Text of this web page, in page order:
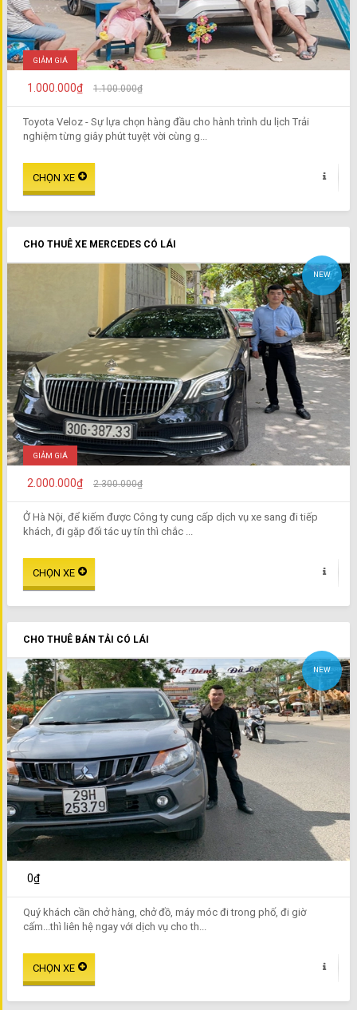
GIẢM GIÁ
1.000.000₫ 1.100.000₫
Toyota Veloz - Sự lựa chọn hàng đầu cho hành trình du lịch Trải
nghiệm từng giây phút tuyệt vời cùng g...
CHO THUÊ XE MERCEDES CÓ LÁI
NEW
GIẢM GIÁ
2.000.000₫ 2.300.000₫
Ở Hà Nội, để kiếm được Công ty cung cấp dịch vụ xe sang đi tiếp
khách, đi gặp đối tác uy tín thì chắc ...
CHO THUÊ BÁN TẢI CÓ LÁI
NEW
0₫
Quý khách cần chở hàng, chở đồ, máy móc đi trong phố, đi giờ
cấm...thì liên hệ ngay với dịch vụ cho th...